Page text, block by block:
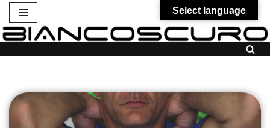
Vai
Select language